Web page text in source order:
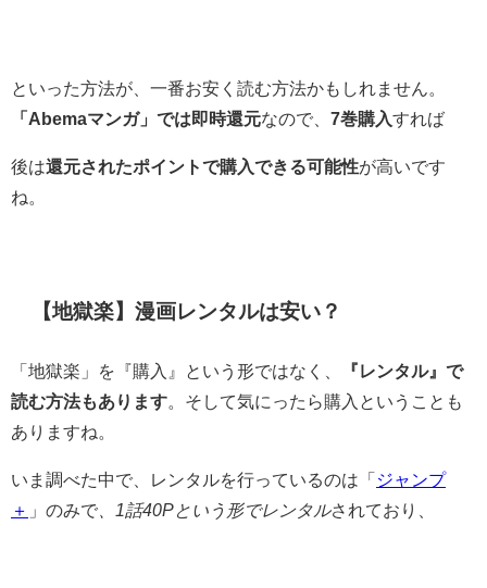
といった方法が、一番お安く読む方法かもしれません。
「Abemaマンガ」では即時還元なので、 7巻購入すれば
後は還元されたポイントで購入できる可能性が高いです
ね。
【地獄楽】漫画レンタルは安い？
「地獄楽」を『購入』という形ではなく、
『レンタル』で
読む方法もあります 。そして気にったら購入ということも
ありますね。
いま調べた中で、レンタルを行っているのは「 ジャンプ
＋ 」のみで 、1話40Pという形でレンタルされており、